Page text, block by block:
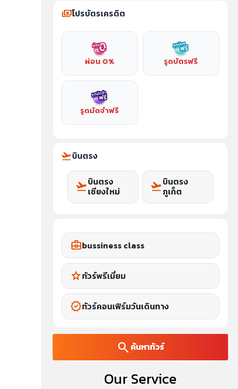
paymentsโปรบัตรเครดิต
ผ่อน 0% รูดบัตรฟรี
รูดมัดจำฟรี
flight_takeoffบินตรง
flight_takeoffบินตรง
เชียงใหม่
flight_takeoffบินตรง
ภูเก็ต
business_centerbussiness class
starทัวร์พรีเมี่ยม
verifiedทัวร์คอนเฟิร์มวันเดินทาง
search ค้นหาทัวร์
Our Service